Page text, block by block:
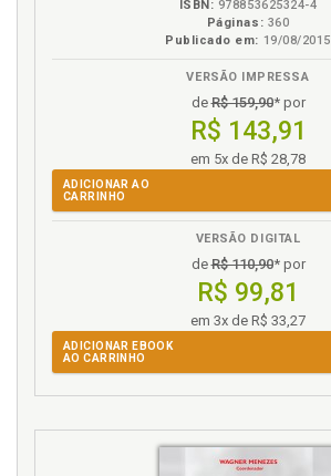
ISBN: 978853625324-4
Páginas: 360
Publicado em: 19/08/2015
VERSÃO IMPRESSA
deR$ 159,90* por
R$ 143,91
em 5x de R$ 28,78
ADICIONAR AO
CARRINHO
VERSÃO DIGITAL
deR$ 110,90* por
R$ 99,81
em 3x de R$ 33,27
ADICIONAR EBOOK
AO CARRINHO